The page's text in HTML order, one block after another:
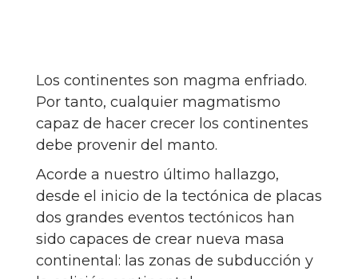
Los continentes son magma enfriado.
Por tanto, cualquier magmatismo
capaz de hacer crecer los continentes
debe provenir del manto.
Acorde a nuestro último hallazgo,
desde el inicio de la tectónica de placas
dos grandes eventos tectónicos han
sido capaces de crear nueva masa
continental: las zonas de subducción y